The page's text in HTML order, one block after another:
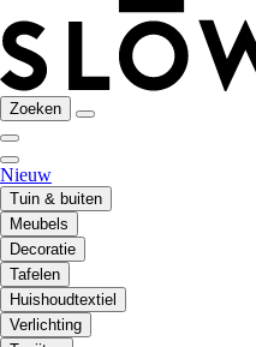
Zoeken
Nieuw
Tuin & buiten
Meubels
Decoratie
Tafelen
Huishoudtextiel
Verlichting